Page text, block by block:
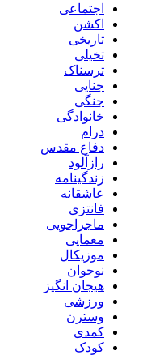
اجتماعی
اکشن
تاریخی
تخیلی
ترسناک
جنایی
جنگی
خانوادگی
درام
دفاع مقدس
رازآلود
زندگینامه
عاشقانه
فانتزی
ماجراجویی
معمایی
موزیکال
نوجوان
هیجان انگیز
ورزشی
وسترن
کمدی
کودک